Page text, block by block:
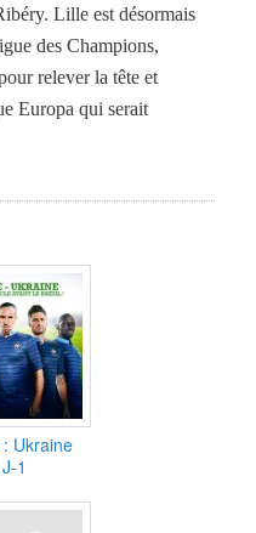
Lille est désormais
des Champions,
relever la tête et
Europa qui serait
Ukraine
1